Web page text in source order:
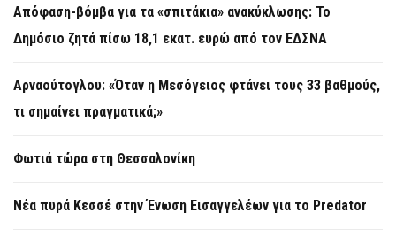
Απόφαση-βόμβα για τα «σπιτάκια» ανακύκλωσης: Το
Δημόσιο ζητά πίσω 18,1 εκατ. ευρώ από τον ΕΔΣΝΑ
Αρναούτογλου: «Όταν η Μεσόγειος φτάνει τους 33 βαθμούς,
τι σημαίνει πραγματικά;»
Φωτιά τώρα στη Θεσσαλονίκη
Νέα πυρά Κεσσέ στην Ένωση Εισαγγελέων για το Predator